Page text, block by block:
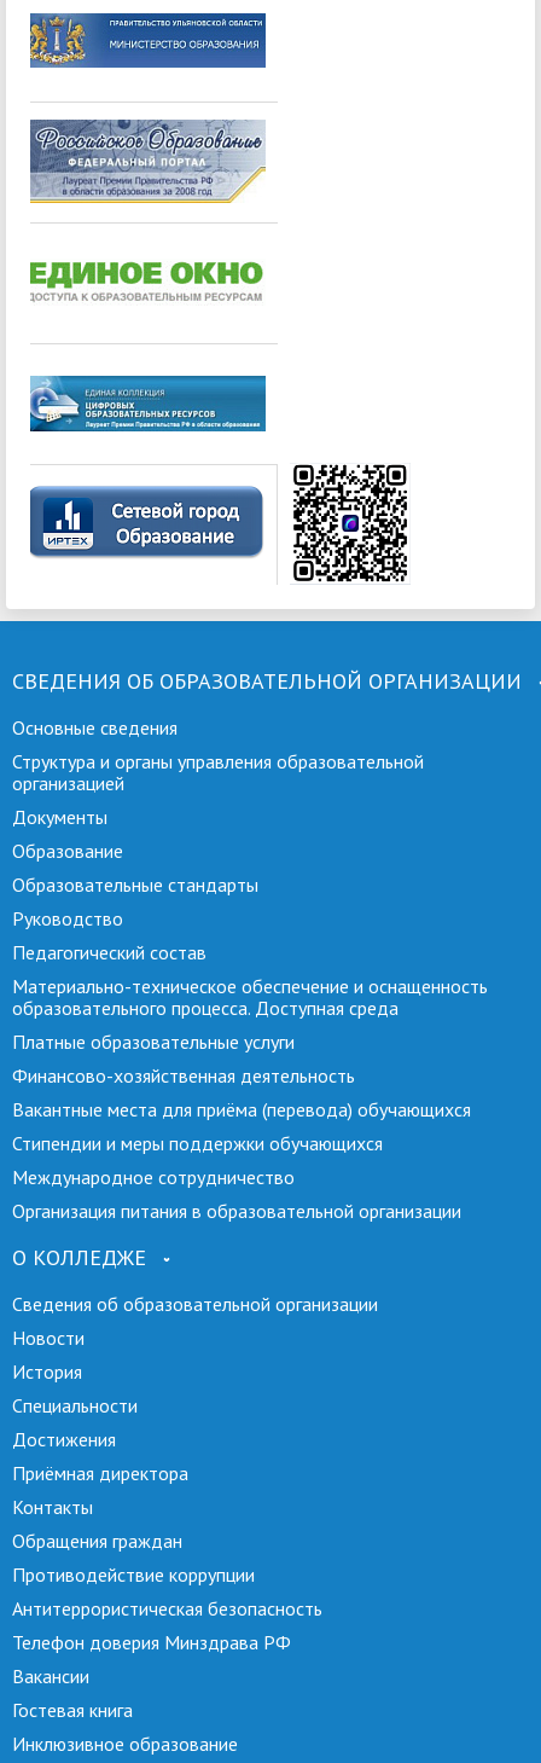
СВЕДЕНИЯ ОБ ОБРАЗОВАТЕЛЬНОЙ ОРГАНИЗАЦИИ
Основные сведения
Структура и органы управления образовательной
организацией
Документы
Образование
Образовательные стандарты
Руководство
Педагогический состав
Материально-техническое обеспечение и оснащенность
образовательного процесса. Доступная среда
Платные образовательные услуги
Финансово-хозяйственная деятельность
Вакантные места для приёма (перевода) обучающихся
Стипендии и меры поддержки обучающихся
Международное сотрудничество
Организация питания в образовательной организации
О КОЛЛЕДЖЕ
Сведения об образовательной организации
Новости
История
Специальности
Достижения
Приёмная директора
Контакты
Обращения граждан
Противодействие коррупции
Антитеррористическая безопасность
Телефон доверия Минздрава РФ
Вакансии
Гостевая книга
Инклюзивное образование